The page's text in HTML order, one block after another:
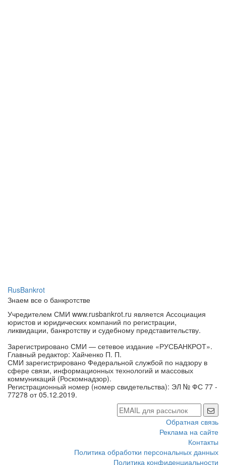
RusBankrot
Знаем все о банкротстве
Учредителем СМИ www.rusbankrot.ru является Ассоциация
юристов и юридических компаний по регистрации,
ликвидации, банкротству и судебному представительству.
Зарегистрировано СМИ — сетевое издание «РУСБАНКРОТ».
Главный редактор: Хайченко П. П.
СМИ зарегистрировано Федеральной службой по надзору в
сфере связи, информационных технологий и массовых
коммуникаций (Роскомнадзор).
Регистрационный номер (номер свидетельства): ЭЛ № ФС 77 -
77278 от 05.12.2019.
Обратная связь
Реклама на сайте
Контакты
Политика обработки персональных данных
Политика конфиденциальности